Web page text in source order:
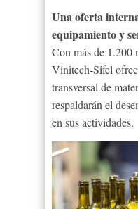
Una oferta
equipamiento y
Con más de 1.200
Vinitech-Sifel
transversal de
respaldarán el
en sus actividades.